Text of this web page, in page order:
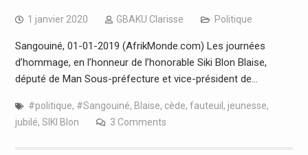
1 janvier 2020 GBAKU Clarisse Politique
Sangouiné, 01-01-2019 (AfrikMonde.com) Les journées
d’hommage, en l’honneur de l’honorable Siki Blon Blaise,
député de Man Sous-préfecture et vice-président de…
#politique, #Sangouiné, Blaise, cède, fauteuil , jeunesse,
jubilé, SIKI Blon 3 Comments